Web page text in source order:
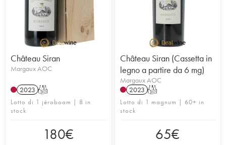
Château Siran
Margaux AOC
2023 T
Lotto di 1 jéroboam | 8 in
stock
180€
Château Siran (Cassetta in
legno a partire da 6 mg)
Margaux AOC
2023 T
Lotto di 1 magnum | 60+ in
stock
65€